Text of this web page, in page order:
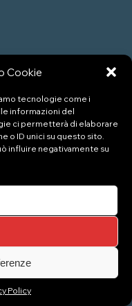
Cookie
tecnologie come i
informazioni del
ci permetterà di elaborare
o ID unici su questo sito.
influire negativamente su
Policy
Gelateria
Gestisci consenso